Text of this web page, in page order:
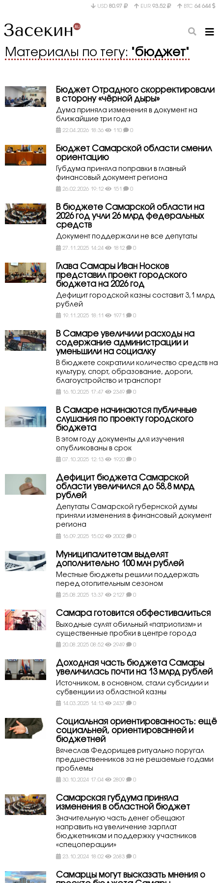
USD 80.97 EUR 93.52 BTC 64 644
Материалы по тегу: "бюджет"
Бюджет Отрадного скорректировали
в сторону «чёрной дыры»
Дума приняла изменения в документ на
ближайшие три года
22.04.2026 18:36 110 0
Бюджет Самарской области сменил
ориентацию
Губдума приняла поправки в главный
финансовый документ региона
26.02.2026 19:12 151 0
В бюджете Самарской области на
2026 год учли 26 млрд федеральных
средств
Документ поддержали не все депутаты
27.11.2025 14:24 1812 0
Глава Самары Иван Носков
представил проект городского
бюджета на 2026 год
Дефицит городской казны составит 3,1 млрд
рублей
19.11.2025 18:11 1971 0
В Самаре увеличили расходы на
содержание администрации и
уменьшили на социалку
В бюджете сократили количество средств на
культуру, спорт, образование, дороги,
благоустройство и транспорт
16.10.2025 17:47 2349 0
В Самаре начинаются публичные
слушания по проекту городского
бюджета
В этом году документы для изучения
опубликованы в срок
07.10.2025 12:13 1920 0
Дефицит бюджета Самарской
области увеличился до 58,8 млрд
рублей
Депутаты Самарской губернской думы
приняли изменения в финансовый документ
региона
16.09.2025 15:02 2002 0
Муниципалитетам выделят
дополнительно 100 млн рублей
Местные бюджеты решили поддержать
перед отопительным сезоном
25.08.2025 13:37 2127 0
Самара готовится обфестивалиться
Выходные сулят обильный «патриотизм» и
существенные пробки в центре города
20.08.2025 08:52 2949 0
Доходная часть бюджета Самары
увеличилась почти на 13 млрд рублей
Источником, в основном, стали субсидии и
субвенции из областной казны
14.03.2025 14:13 2437 0
Социальная ориентированность: ещё
социальней, ориентированней и
бюджетней
Вячеслав Федорищев ритуально поругал
предшественников за не решаемые годами
проблемы
30.10.2024 17:04 2809 0
Самарская губдума приняла
изменения в областной бюджет
Значительную часть денег обещают
направить на увеличение зарплат
бюджетникам и поддержку участников
«спецоперации»
23.10.2024 18:02 2683 0
Самарцы могут высказать мнения о